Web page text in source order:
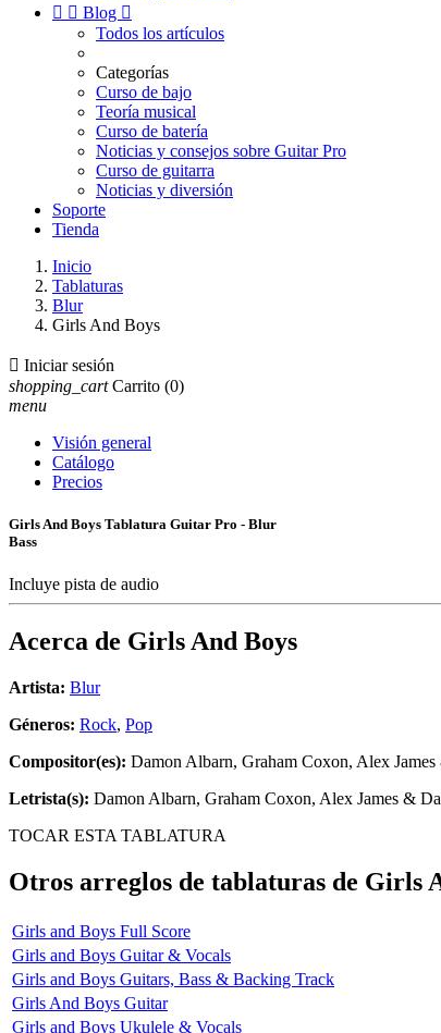
  Blog 
Todos los artículos
Categorías
Curso de bajo
Teoría musical
Curso de batería
Noticias y consejos sobre Guitar Pro
Curso de guitarra
Noticias y diversión
Soporte
Tienda
Inicio
Tablaturas
Blur
Girls And Boys
 Iniciar sesión
shopping_cart Carrito (0)
menu
Visión general
Catálogo
Precios
Girls And Boys Tablatura Guitar Pro - Blur
Bass
Incluye pista de audio
Acerca de Girls And Boys
Artista: Blur
Géneros: Rock, Pop
Compositor(es): Damon Albarn, Graham Coxon, Alex
Letrista(s): Damon Albarn, Graham Coxon, Alex James &
TOCAR ESTA TABLATURA
Otros arreglos de tablaturas de Girls
Girls and Boys Full Score
Girls and Boys Guitar & Vocals
Girls and Boys Guitars, Bass & Backing Track
Girls And Boys Guitar
Girls and Boys Ukulele & Vocals